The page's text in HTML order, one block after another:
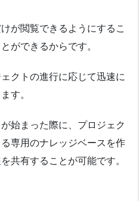
が閲覧できるようにするこ
ができるからです。
クトの進行に応じて迅速に
す。
始まった際に、プロジェク
専用のナレッジベースを作
共有することが可能です。